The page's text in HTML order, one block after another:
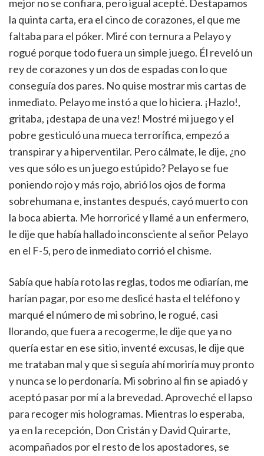
mejor no se confiara, pero igual acepté. Destapamos
la quinta carta, era el cinco de corazones, el que me
faltaba para el póker. Miré con ternura a Pelayo y
rogué porque todo fuera un simple juego. Él reveló un
rey de corazones y un dos de espadas con lo que
conseguía dos pares. No quise mostrar mis cartas de
inmediato. Pelayo me instó a que lo hiciera. ¡Hazlo!,
gritaba, ¡destapa de una vez! Mostré mi juego y el
pobre gesticuló una mueca terrorífica, empezó a
transpirar y a hiperventilar. Pero cálmate, le dije, ¿no
ves que sólo es un juego estúpido? Pelayo se fue
poniendo rojo y más rojo, abrió los ojos de forma
sobrehumana e, instantes después, cayó muerto con
la boca abierta. Me horroricé y llamé a un enfermero,
le dije que había hallado inconsciente al señor Pelayo
en el F-5, pero de inmediato corrió el chisme.
Sabía que había roto las reglas, todos me odiarían, me
harían pagar, por eso me deslicé hasta el teléfono y
marqué el número de mi sobrino, le rogué, casi
llorando, que fuera a recogerme, le dije que ya no
quería estar en ese sitio, inventé excusas, le dije que
me trataban mal y que si seguía ahí moriría muy pronto
y nunca se lo perdonaría. Mi sobrino al fin se apiadó y
aceptó pasar por mí a la brevedad. Aproveché el lapso
para recoger mis hologramas. Mientras lo esperaba,
ya en la recepción, Don Cristán y David Quirarte,
acompañados por el resto de los apostadores, se